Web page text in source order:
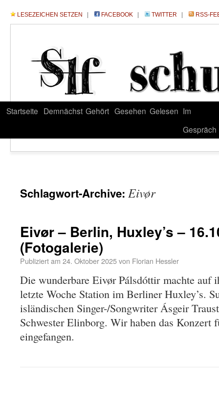
LESEZEICHEN SETZEN FACEBOOK TWITTER RSS-
Startseite Demnächst Gehört Gesehen Gelesen Im
Gespräch
Schlagwort-Archive: Eivør
Eivør – Berlin, Huxley’s –
(Fotogalerie)
Publiziert am 24. Oktober 2025von Florian Hessler
Die wunderbare Eivør Pálsdóttir machte auf
letzte Woche Station im Berliner Huxley’s.
isländischen Singer-/Songwriter Ásgeir
Schwester Elinborg. Wir haben das Konzert
eingefangen.